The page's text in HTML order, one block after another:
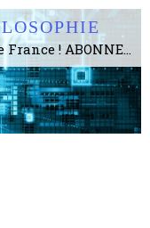
Le plus gros site de philosophie de France ! ABONNEZ-VOUS ! 4115 Articles, 1634 abonné·e·s, depuis 2006 . . . . . . . . 2 852 214 pages vues jusqu'à présent. Prestance et être apte à un plus grand nombre de choses.